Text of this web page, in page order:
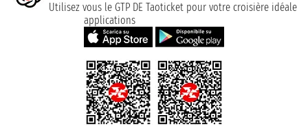
Utilisez vous le GTP DE Taoticket pour votre croisière idéale
applications